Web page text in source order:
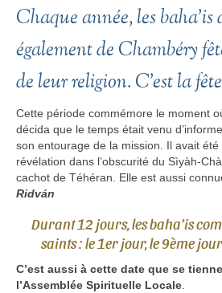
Chaque année, les
également de Chambéry
de leur religion. C’est la
Cette période commémore le moment
décida que le temps était venu
son entourage de la mission. Il avait été
révélation dans l’obscurité du Sìyàh-
cachot de Téhéran. Elle est aussi
Ridván
Durant 12 jours, les baha’is
saints : le 1er jour, le 9ème
C’est aussi à cette date que se
l’Assemblée Spirituelle Locale.